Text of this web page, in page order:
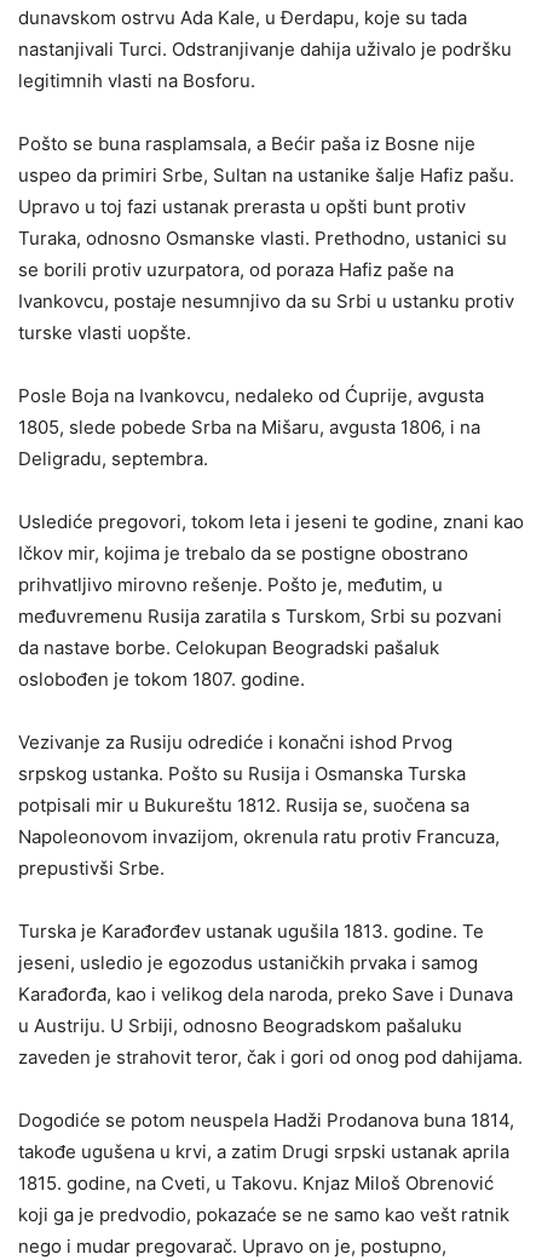
dunavskom ostrvu Ada Kale, u Đerdapu, koje su tada
nastanjivali Turci. Odstranjivanje dahija uživalo je podršku
legitimnih vlasti na Bosforu.
Pošto se buna rasplamsala, a Bećir paša iz Bosne nije
uspeo da primiri Srbe, Sultan na ustanike šalje Hafiz pašu.
Upravo u toj fazi ustanak prerasta u opšti bunt protiv
Turaka, odnosno Osmanske vlasti. Prethodno, ustanici su
se borili protiv uzurpatora, od poraza Hafiz paše na
Ivankovcu, postaje nesumnjivo da su Srbi u ustanku protiv
turske vlasti uopšte.
Posle Boja na Ivankovcu, nedaleko od Ćuprije, avgusta
1805, slede pobede Srba na Mišaru, avgusta 1806, i na
Deligradu, septembra.
Uslediće pregovori, tokom leta i jeseni te godine, znani kao
Ičkov mir, kojima je trebalo da se postigne obostrano
prihvatljivo mirovno rešenje. Pošto je, međutim, u
međuvremenu Rusija zaratila s Turskom, Srbi su pozvani
da nastave borbe. Celokupan Beogradski pašaluk
oslobođen je tokom 1807. godine.
Vezivanje za Rusiju odrediće i konačni ishod Prvog
srpskog ustanka. Pošto su Rusija i Osmanska Turska
potpisali mir u Bukureštu 1812. Rusija se, suočena sa
Napoleonovom invazijom, okrenula ratu protiv Francuza,
prepustivši Srbe.
Turska je Karađorđev ustanak ugušila 1813. godine. Te
jeseni, usledio je egozodus ustaničkih prvaka i samog
Karađorđa, kao i velikog dela naroda, preko Save i Dunava
u Austriju. U Srbiji, odnosno Beogradskom pašaluku
zaveden je strahovit teror, čak i gori od onog pod dahijama.
Dogodiće se potom neuspela Hadži Prodanova buna 1814,
takođe ugušena u krvi, a zatim Drugi srpski ustanak aprila
1815. godine, na Cveti, u Takovu. Knjaz Miloš Obrenović
koji ga je predvodio, pokazaće se ne samo kao vešt ratnik
nego i mudar pregovarač. Upravo on je, postupno,